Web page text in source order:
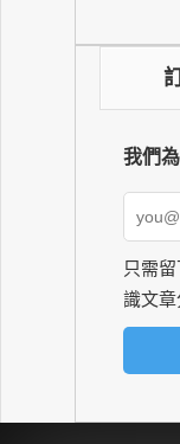
我們
只需
識文